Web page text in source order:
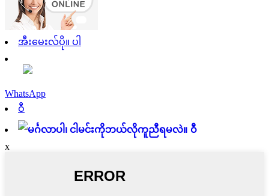
အီးမေးလ်ပို။ ပါ
WhatsApp
ဝီ
ဝီ
x